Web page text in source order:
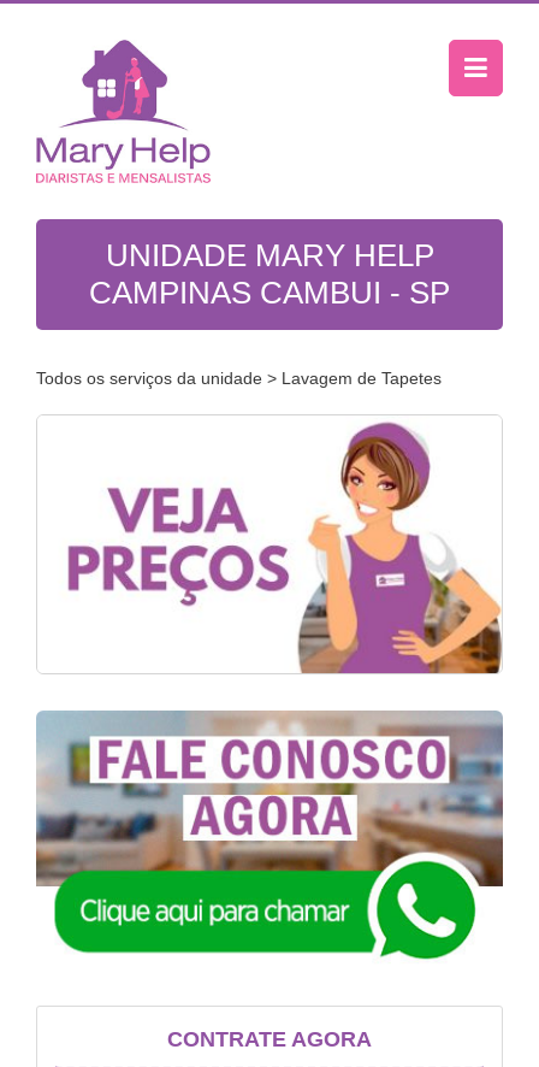
UNIDADE MARY HELP
CAMPINAS CAMBUI - SP
Todos os serviços da unidade > Lavagem de Tapetes
CONTRATE AGORA